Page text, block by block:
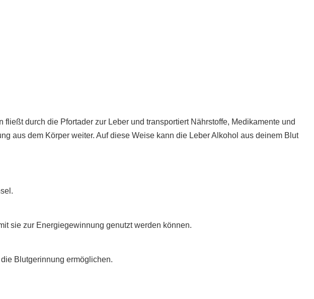
durch die Pfortader zur Leber und transportiert Nährstoffe, Medikamente und
aus dem Körper weiter. Auf diese Weise kann die Leber Alkohol aus deinem Blut
sie zur Energiegewinnung genutzt werden können.
Blutgerinnung ermöglichen.